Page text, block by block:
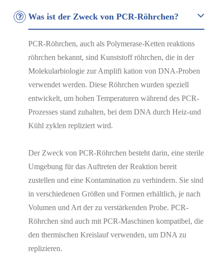
Was ist der Zweck von PCR-Röhrchen?
PCR-Röhrchen, auch als Polymerase-Ketten reaktions
röhrchen bekannt, sind Kunststoff röhrchen, die in der
Molekularbiologie zur Amplifi kation von DNA-Proben
verwendet werden. Diese Röhrchen wurden speziell
entwickelt, um hohen Temperaturen während des PCR-
Prozesses stand zuhalten, bei dem DNA durch Heiz-und
Kühl zyklen repliziert wird.
Der Zweck von PCR-Röhrchen besteht darin, eine sterile
Umgebung für das Auftreten der Reaktion bereit
zustellen und eine Kontamination zu verhindern. Sie sind
in verschiedenen Größen und Formen erhältlich, je nach
Volumen und Art der zu verstärkenden Probe. PCR-
Röhrchen sind auch mit PCR-Maschinen kompatibel, die
den thermischen Kreislauf verwenden, um DNA zu
replizieren.